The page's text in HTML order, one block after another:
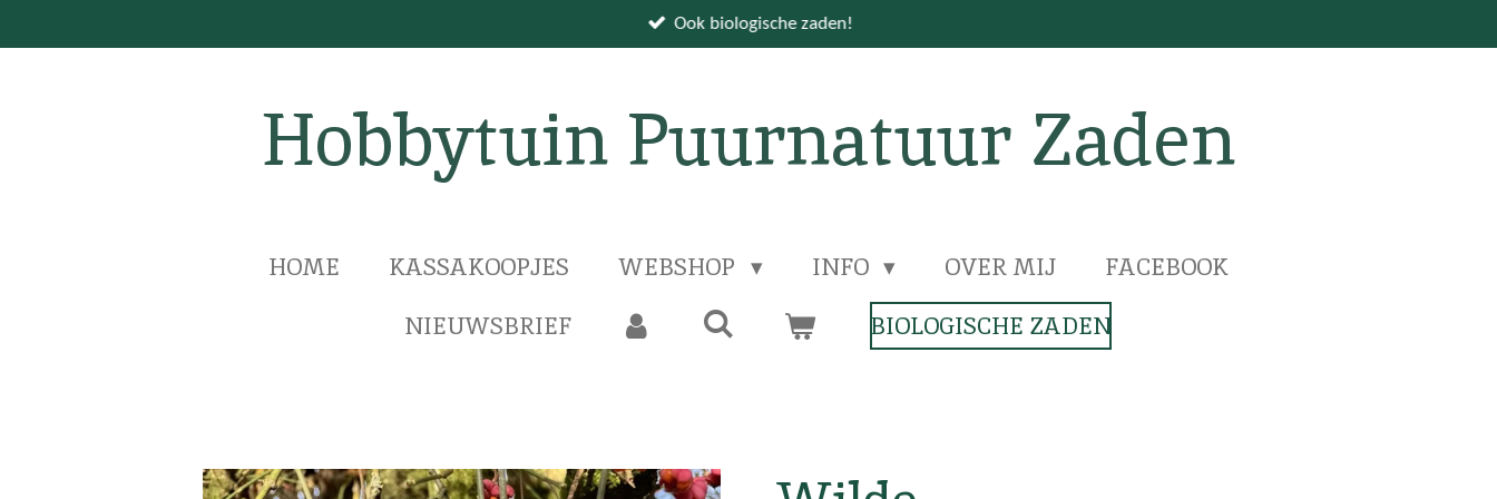
direct
Ook biologische zaden!
Hobbytuin Puurnatuur Zaden
HOME KASSAKOOPJES WEBSHOP INFO OVER MIJ
FACEBOOK
NIEUWSBRIEF
BIOLOGISCHE ZADEN